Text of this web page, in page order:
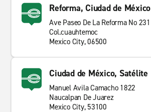
Reforma, Ciudad de México
Ave Paseo De La Reforma No 231
Col.cuauhtemoc
Mexico City, 06500
Ciudad de México, Satélite
Manuel Avila Camacho 1822
Naucalpan De Juarez
Mexico City, 53100